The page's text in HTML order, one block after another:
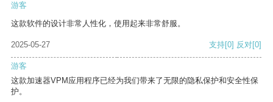
游客
这款软件的设计非常人性化，使用起来非常舒服。
2025-05-27 支持[0] 反对[0]
游客
这款加速器VPM应用程序已经为我们带来了无限的隐私保护和安全性保
护。